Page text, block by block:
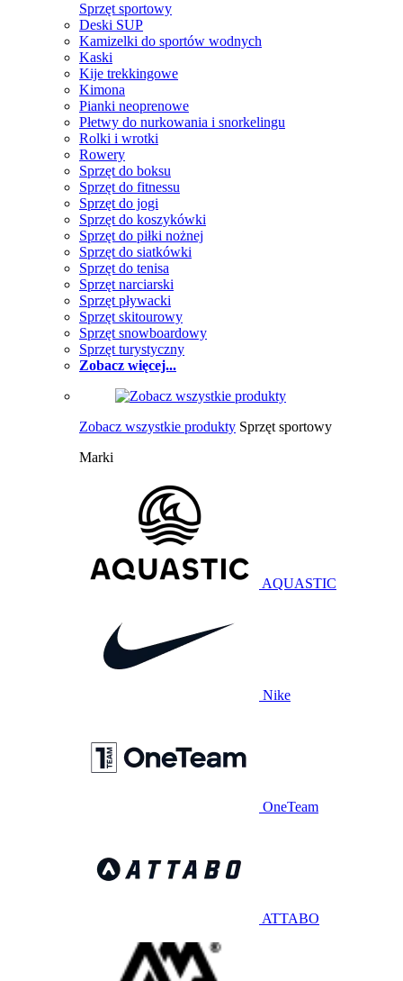
Sprzęt sportowy
Deski SUP
Kamizelki do sportów wodnych
Kaski
Kije trekkingowe
Kimona
Pianki neoprenowe
Płetwy do nurkowania i snorkelingu
Rolki i wrotki
Rowery
Sprzęt do boksu
Sprzęt do fitnessu
Sprzęt do jogi
Sprzęt do koszykówki
Sprzęt do piłki nożnej
Sprzęt do siatkówki
Sprzęt do tenisa
Sprzęt narciarski
Sprzęt pływacki
Sprzęt skitourowy
Sprzęt snowboardowy
Sprzęt turystyczny
Zobacz więcej...
Zobacz wszystkie produkty Sprzęt sportowy
Marki
AQUASTIC
Nike
OneTeam
ATTABO